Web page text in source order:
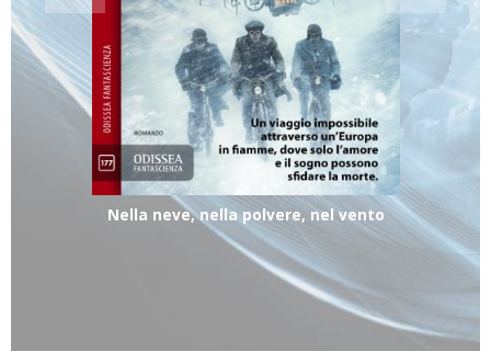
Nella neve, nella polvere, nel vento